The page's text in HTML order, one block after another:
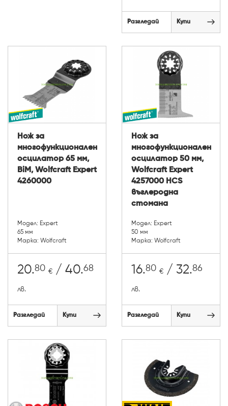
Разгледай Купи
Нож за
многофункционален
осцилатор 65 мм,
BiM, Wolfcraft Expert
4260000
Модел: Expert
65 мм
Марка: Wolfcraft
20.80 € / 40.68
лв.
Разгледай Купи
Нож за
многофункционален
осцилатор 50 мм,
Wolfcraft Expert
4257000 HCS
въглеродна
стомана
Модел: Expert
50 мм
Марка: Wolfcraft
16.80 € / 32.86
лв.
Разгледай Купи